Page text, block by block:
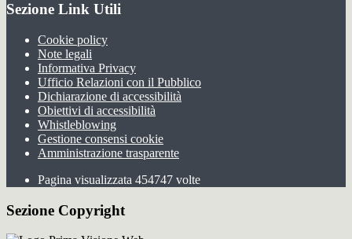
Sezione Link Utili
Cookie policy
Note legali
Informativa Privacy
Ufficio Relazioni con il Pubblico
Dichiarazione di accessibilità
Obiettivi di accessibilità
Whistleblowing
Gestione consensi cookie
Amministrazione trasparente
Pagina visualizzata 454747 volte
Sezione Copyright